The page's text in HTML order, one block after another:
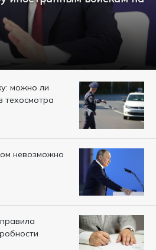
можно ли
техосмотра
невозможно